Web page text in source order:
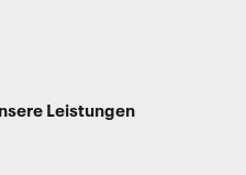
Leistungen